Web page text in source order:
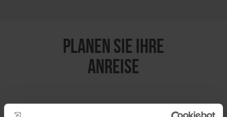
PLANEN SIE IHRE
ANREISE